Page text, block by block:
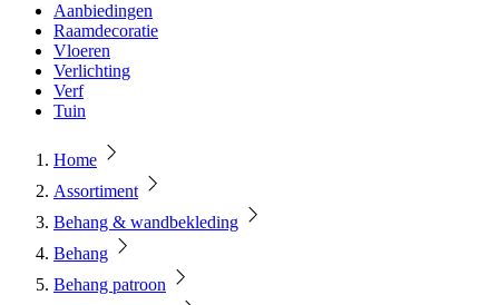
Aanbiedingen
Raamdecoratie
Vloeren
Verlichting
Verf
Tuin
Home
Assortiment
Behang & wandbekleding
Behang
Behang patroon